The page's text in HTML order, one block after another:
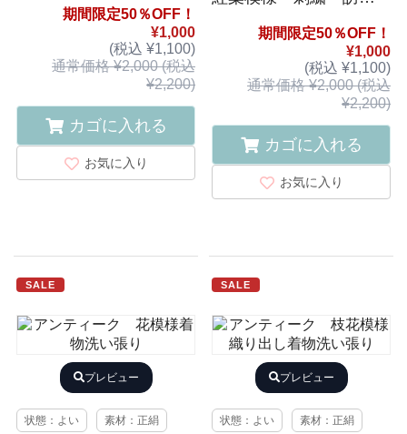
期間限定50％OFF！
¥1,000
(税込 ¥1,100)
通常価格 ¥2,000 (税込
¥2,200)
カゴに入れる
お気に入り
期間限定50％OFF！
¥1,000
(税込 ¥1,100)
通常価格 ¥2,000 (税込
¥2,200)
カゴに入れる
お気に入り
SALE
プレビュー
状態：よい 素材：正絹
SALE
プレビュー
状態：よい 素材：正絹